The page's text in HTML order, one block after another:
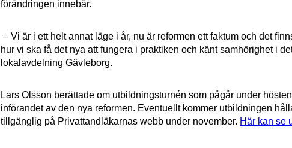
förändringen innebär.
– Vi är i ett helt annat läge i år, nu är reformen ett faktum och det
hur vi ska få det nya att fungera i praktiken och känt samhörighet i
lokalavdelning Gävleborg.
Lars Olsson berättade om utbildningsturnén som pågår under
införandet av den nya reformen. Eventuellt kommer utbildningen
tillgänglig på Privattandläkarnas webb under november. Här kan se